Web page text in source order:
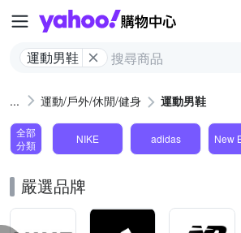
Yahoo購
運動男鞋
運動/戶外/休閒/健身 運動男鞋
全部
分類
NIKE adidas New
嚴選品牌